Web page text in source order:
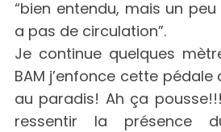
“bien entendu, mais un peu
a pas de circulation”.
Je continue quelques
BAM j’enfonce cette
au paradis! Ah ça
ressentir la présence